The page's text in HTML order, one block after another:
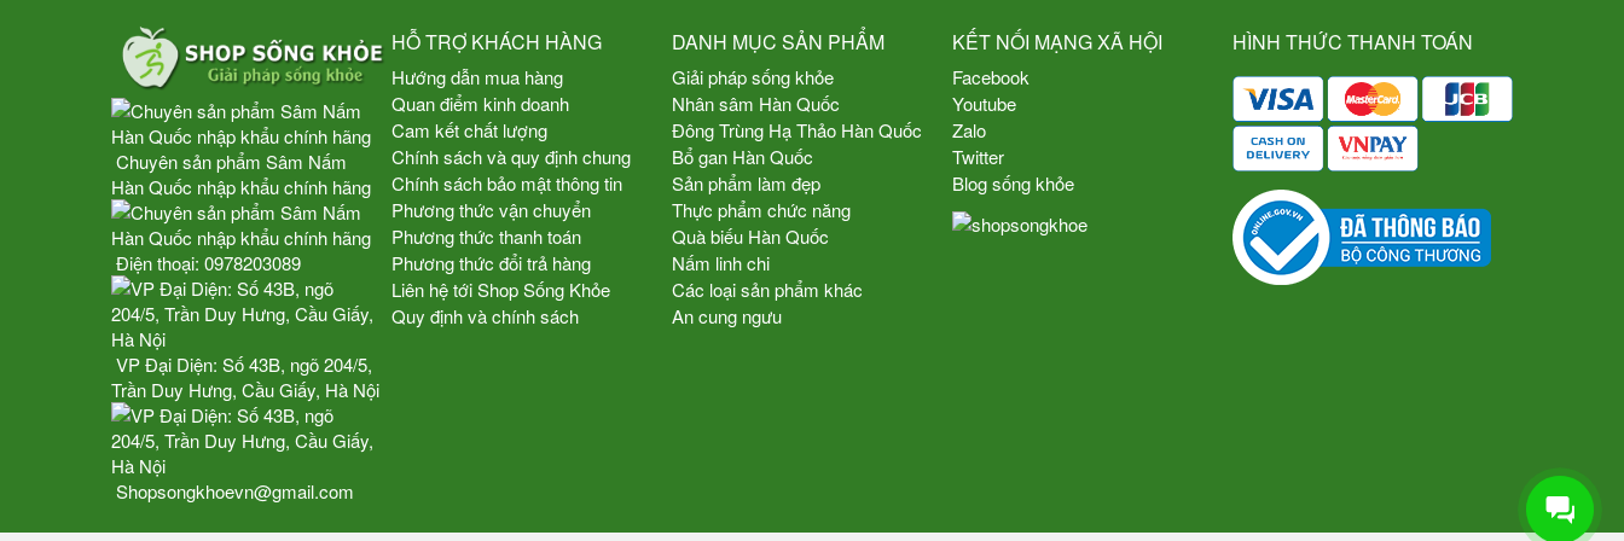
Chuyên sản phẩm Sâm Nấm
Hàn Quốc nhập khẩu chính hãng
Điện thoại: 0978203089
VP Đại Diện: Số 43B, ngõ 204/5,
Trần Duy Hưng, Cầu Giấy, Hà Nội
Shopsongkhoevn@gmail.com
HỖ TRỢ KHÁCH HÀNG
Hướng dẫn mua hàng
Quan điểm kinh doanh
Cam kết chất lượng
Chính sách và quy định chung
Chính sách bảo mật thông tin
Phương thức vận chuyển
Phương thức thanh toán
Phương thức đổi trả hàng
Liên hệ tới Shop Sống Khỏe
Quy định và chính sách
DANH MỤC SẢN PHẨM
Giải pháp sống khỏe
Nhân sâm Hàn Quốc
Đông Trùng Hạ Thảo Hàn Quốc
Bổ gan Hàn Quốc
Sản phẩm làm đẹp
Thực phẩm chức năng
Quà biếu Hàn Quốc
Nấm linh chi
Các loại sản phẩm khác
An cung ngưu
KẾT NỐI MẠNG XÃ HỘI
Facebook
Youtube
Zalo
Twitter
Blog sống khỏe
HÌNH THỨC THANH TOÁN